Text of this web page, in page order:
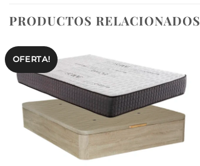
PRODUCTOS RELACIONADOS
OFERTA!